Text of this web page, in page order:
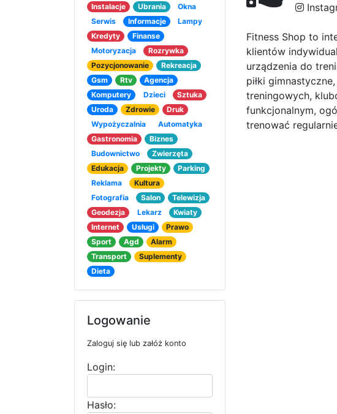
Instalacje
Ubrania
Okna
Serwis
Informacje
Lampy
Kredyty
Finanse
Motoryzacja
Rozrywka
Pozycjonowanie
Rekreacja
Gsm
Rtv
Agencja
Komputery
Dzieci
Sztuka
Uroda
Zdrowie
Druk
Wypożyczalnia
Automatyka
Gastronomia
Biznes
Budownictwo
Zwierzęta
Edukacja
Projekty
Parking
Reklama
Kultura
Fotografia
Salon
Telewizja
Geodezja
Lekarz
Kwiaty
Internet
Usługi
Prawo
Sport
Agd
Alarm
Transport
Suplementy
Dieta
Logowanie
Zaloguj się lub załóż konto
Login:
Hasło:
Fitness Shop to
klientów
urządzenia do
piłki
treningowych,
funkcjonalnym,
trenować